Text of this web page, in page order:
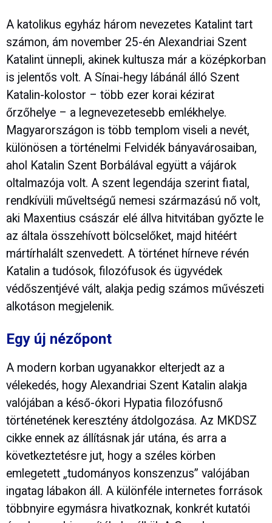
A katolikus egyház három nevezetes Katalint tart
számon, ám november 25-én Alexandriai Szent
Katalint ünnepli, akinek kultusza már a középkorban
is jelentős volt. A Sínai-hegy lábánál álló Szent
Katalin-kolostor – több ezer korai kézirat
őrzőhelye – a legnevezetesebb emlékhelye.
Magyarországon is több templom viseli a nevét,
különösen a történelmi Felvidék bányavárosaiban,
ahol Katalin Szent Borbálával együtt a vájárok
oltalmazója volt. A szent legendája szerint fiatal,
rendkívüli műveltségű nemesi származású nő volt,
aki Maxentius császár elé állva hitvitában győzte le
az általa összehívott bölcselőket, majd hitéért
mártírhalált szenvedett. A történet hírneve révén
Katalin a tudósok, filozófusok és ügyvédek
védőszentjévé vált, alakja pedig számos művészeti
alkotáson megjelenik.
Egy új nézőpont
A modern korban ugyanakkor elterjedt az a
vélekedés, hogy Alexandriai Szent Katalin alakja
valójában a késő-ókori Hypatia filozófusnő
történetének keresztény átdolgozása. Az MKDSZ
cikke ennek az állításnak jár utána, és arra a
következtetésre jut, hogy a széles körben
emlegetett „tudományos konszenzus” valójában
ingatag lábakon áll. A különféle internetes források
többnyire egymásra hivatkoznak, konkrét kutatói